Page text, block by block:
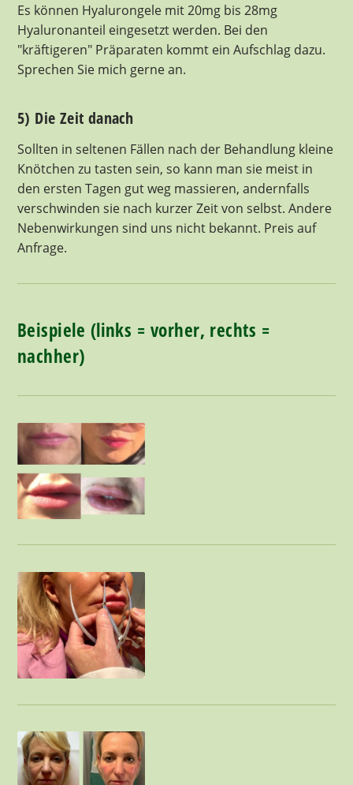
Es können Hyalurongele mit 20mg bis 28mg
Hyaluronanteil eingesetzt werden. Bei den
"kräftigeren" Präparaten kommt ein Aufschlag dazu.
Sprechen Sie mich gerne an.
5) Die Zeit danach
Sollten in seltenen Fällen nach der Behandlung kleine
Knötchen zu tasten sein, so kann man sie meist in
den ersten Tagen gut weg massieren, andernfalls
verschwinden sie nach kurzer Zeit von selbst. Andere
Nebenwirkungen sind uns nicht bekannt. Preis auf
Anfrage.
Beispiele (links = vorher, rechts =
nachher)